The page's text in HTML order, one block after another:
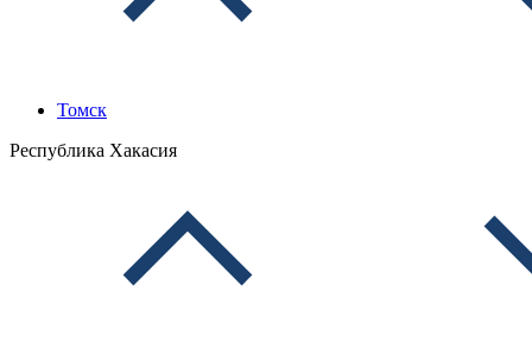
Томск
Республика Хакасия